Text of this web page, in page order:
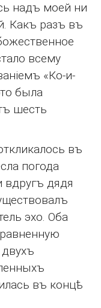
надъ моей ни
Какъ разъ въ
всему
«Ко-и-
была
шесть
въ
погода
вдругъ дядя
эхо. Оба
въ концѣ